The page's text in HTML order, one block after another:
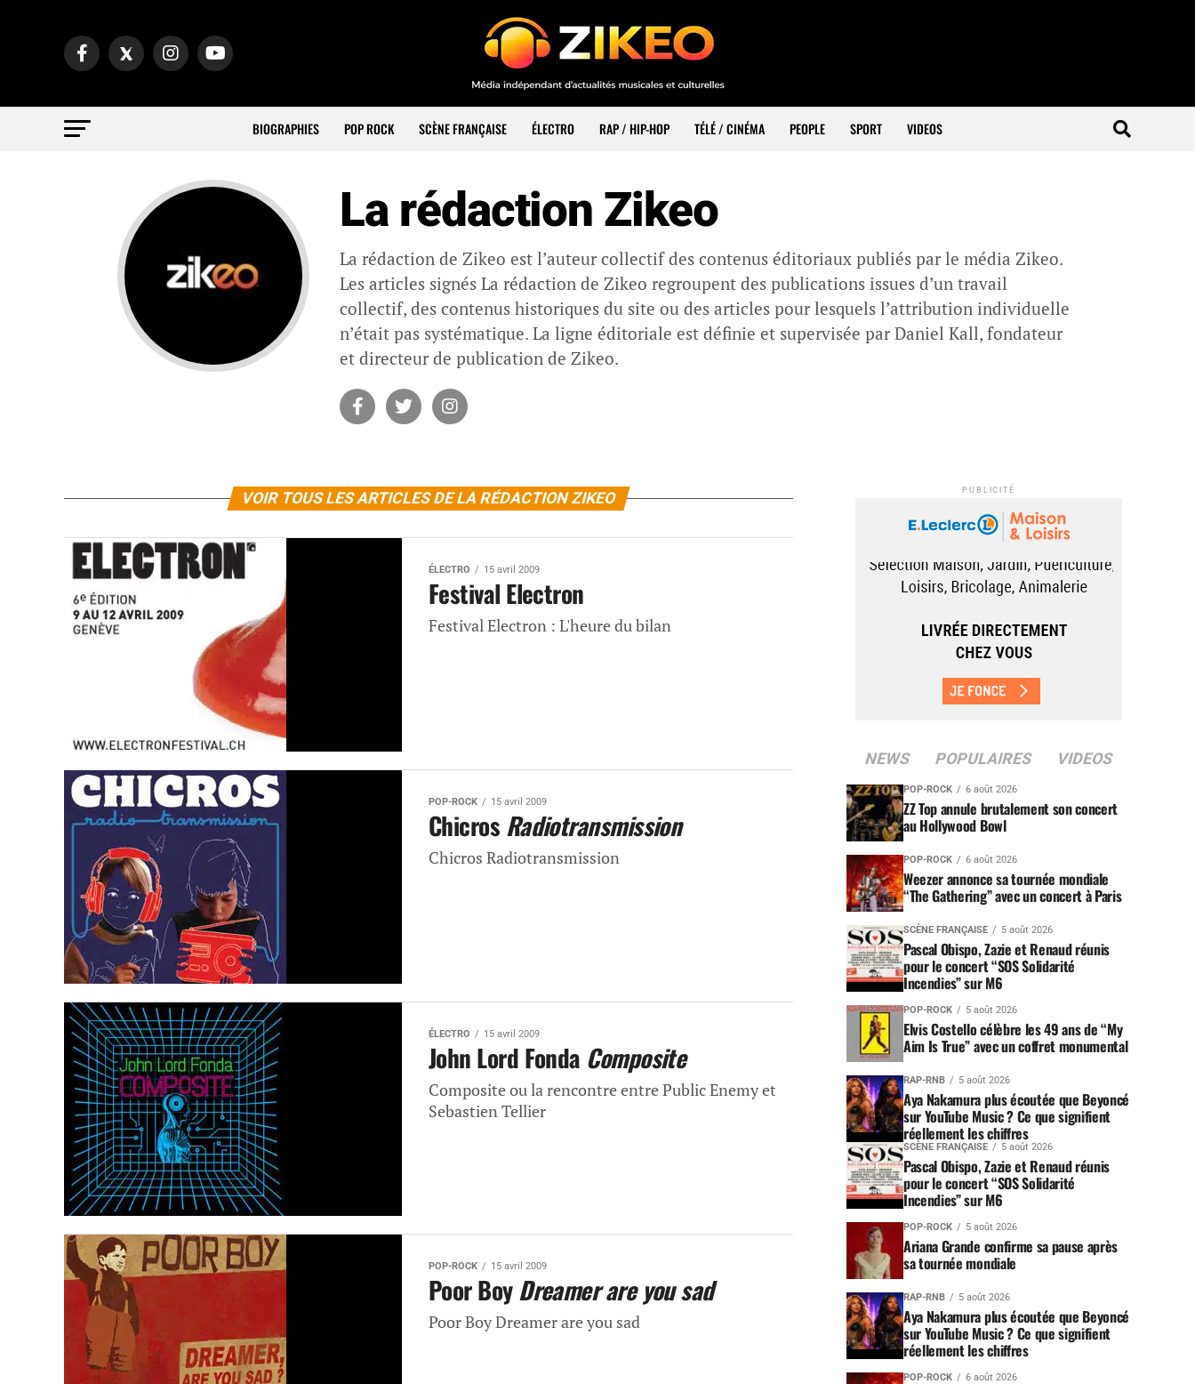
BIOGRAPHIES POP ROCK SCÈNE FRANÇAISE ÉLECTRO RAP / HIP-HOP TÉLÉ / CINÉMA PEOPLE SPORT VIDEOS
La rédaction Zikeo
La rédaction de Zikeo est l’auteur collectif des contenus éditoriaux publiés par le média Zikeo.
Les articles signés La rédaction de Zikeo regroupent des publications issues d’un travail
collectif, des contenus historiques du site ou des articles pour lesquels l’attribution individuelle
n’était pas systématique. La ligne éditoriale est définie et supervisée par Daniel Kall, fondateur
et directeur de publication de Zikeo.
VOIR TOUS LES ARTICLES DE LA RÉDACTION ZIKEO
ÉLECTRO 15 avril 2009
Festival Electron
Festival Electron : L'heure du bilan
POP-ROCK 15 avril 2009
Chicros Radiotransmission
Chicros Radiotransmission
ÉLECTRO 15 avril 2009
John Lord Fonda Composite
Composite ou la rencontre entre Public Enemy et
Sebastien Tellier
POP-ROCK 15 avril 2009
Poor BoyDreamer are you sad
Poor Boy Dreamer are you sad
PUBLICITÉ
NEWS POPULAIRES VIDEOS
POP-ROCK 6 août 2026
ZZ Top annule brutalement son concert
au Hollywood Bowl
POP-ROCK 6 août 2026
Weezer annonce sa tournée mondiale
“The Gathering” avec un concert à Paris
SCÈNE FRANÇAISE 5 août 2026
Pascal Obispo, Zazie et Renaud réunis
pour le concert “SOS Solidarité
Incendies” sur M6
POP-ROCK 5 août 2026
Elvis Costello célèbre les 49 ans de “My
Aim Is True” avec un coffret monumental
RAP-RNB 5 août 2026
Aya Nakamura plus écoutée que Beyoncé
sur YouTube Music ? Ce que signifient
réellement les chiffres
SCÈNE FRANÇAISE 5 août 2026
Pascal Obispo, Zazie et Renaud réunis
pour le concert “SOS Solidarité
Incendies” sur M6
POP-ROCK 5 août 2026
Ariana Grande confirme sa pause après
sa tournée mondiale
RAP-RNB 5 août 2026
Aya Nakamura plus écoutée que Beyoncé
sur YouTube Music ? Ce que signifient
réellement les chiffres
POP-ROCK 6 août 2026